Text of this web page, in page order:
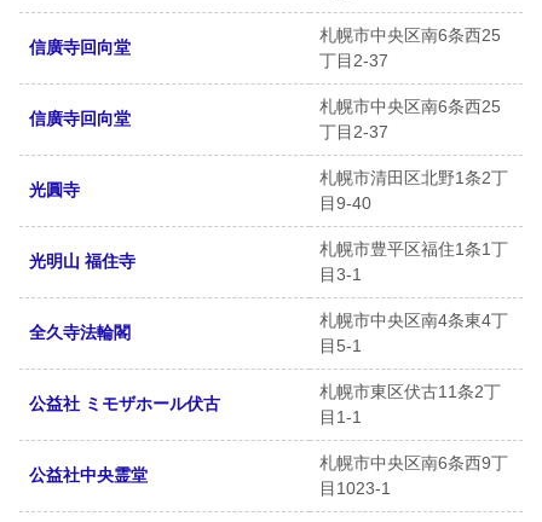
信廣寺回向堂
札幌市中央区南6条西25
丁目2-37
信廣寺回向堂
札幌市中央区南6条西25
丁目2-37
光圓寺
札幌市清田区北野1条2丁
目9-40
光明山 福住寺
札幌市豊平区福住1条1丁
目3-1
全久寺法輪閣
札幌市中央区南4条東4丁
目5-1
公益社 ミモザホール伏古
札幌市東区伏古11条2丁
目1-1
公益社中央霊堂
札幌市中央区南6条西9丁
目1023-1